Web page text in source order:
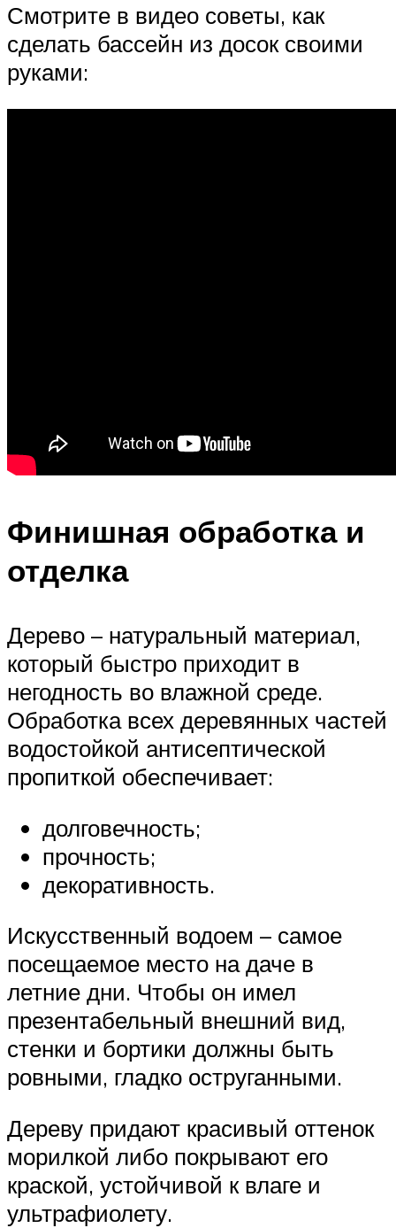
Смотрите в видео советы, как
сделать бассейн из досок своими
руками:
Финишная обработка и
отделка
Дерево – натуральный материал,
который быстро приходит в
негодность во влажной среде.
Обработка всех деревянных частей
водостойкой антисептической
пропиткой обеспечивает:
долговечность;
прочность;
декоративность.
Искусственный водоем – самое
посещаемое место на даче в
летние дни. Чтобы он имел
презентабельный внешний вид,
стенки и бортики должны быть
ровными, гладко оструганными.
Дереву придают красивый оттенок
морилкой либо покрывают его
краской, устойчивой к влаге и
ультрафиолету.